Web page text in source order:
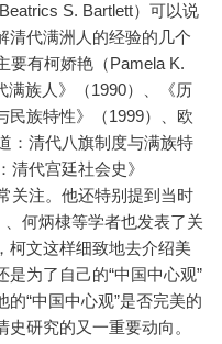
S. Bartlett）可以说
清代满洲人的经验的几个
要有柯娇艳（Pamela K.
满族人》（1990）、《历
民族特性》（1999）、欧
：清代八旗制度与满族特
清代宫廷社会史》
关注。他还特别提到当时
何炳棣等学者也发表了关
柯文这样细致地去介绍美
为了自己的“中国中心观”
“中国中心观”是否完美的
研究的又一重要动向。